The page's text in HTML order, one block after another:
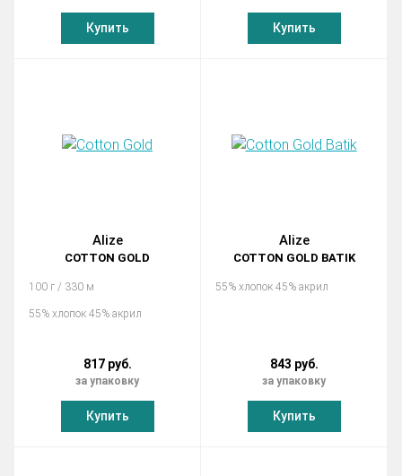
Купить Купить
Alize
COTTON GOLD
100 г / 330 м
55% хлопок 45% акрил
817 руб.
за упаковку
Купить
Alize
COTTON GOLD BATIK
55% хлопок 45% акрил
843 руб.
за упаковку
Купить